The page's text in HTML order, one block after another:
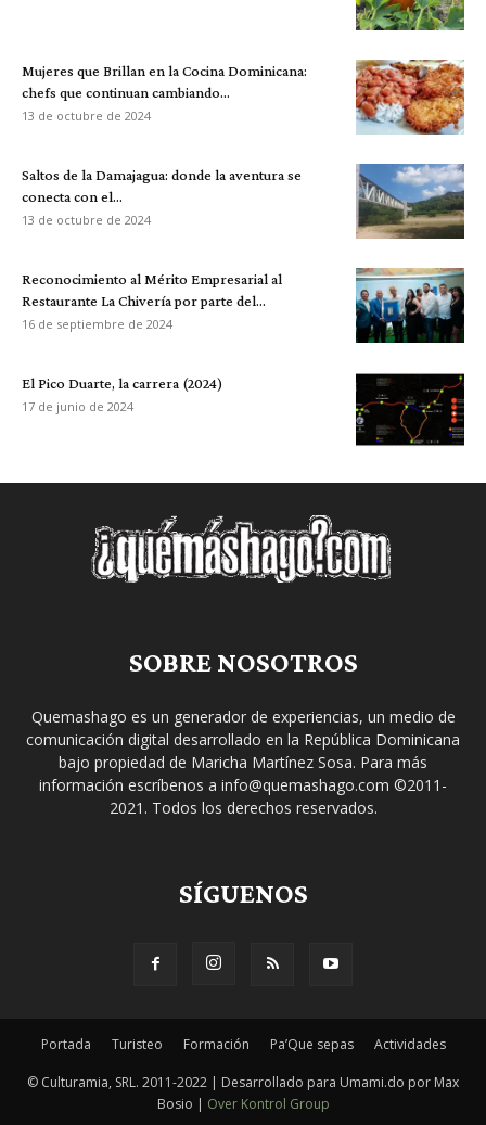
Mujeres que Brillan en la Cocina Dominicana:
chefs que continuan cambiando...
13 de octubre de 2024
Saltos de la Damajagua: donde la aventura se
conecta con el...
13 de octubre de 2024
Reconocimiento al Mérito Empresarial al
Restaurante La Chivería por parte del...
16 de septiembre de 2024
El Pico Duarte, la carrera (2024)
17 de junio de 2024
SOBRE NOSOTROS
Quemashago es un generador de experiencias, un medio de
comunicación digital desarrollado en la República Dominicana
bajo propiedad de Maricha Martínez Sosa. Para más
información escríbenos a info@quemashago.com ©2011-
2021. Todos los derechos reservados.
SÍGUENOS
Portada Turisteo Formación Pa’Que sepas Actividades
© Culturamia, SRL. 2011-2022 | Desarrollado para Umami.do por Max
Bosio | Over Kontrol Group